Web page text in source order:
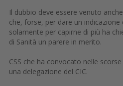
Il dubbio deve essere venuto
che, forse, per dare un
solamente per capirne di più ha
di Sanità un parere in merito.
CSS che ha convocato nelle
una delegazione del CIC.